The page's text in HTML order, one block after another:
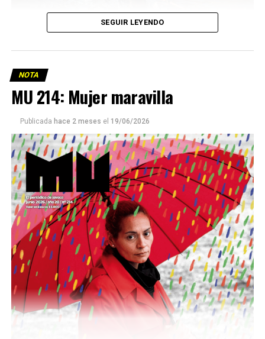
Este número 215 de MU ☝️viene con doble tapa, que
podría ser una frase:
Sin chamuyo, a remarla.
Descargar la Mu en PDF
SEGUIR LEYENDO
NOTA
MU 214: Mujer maravilla
Publicada hace 2 meses el 19/06/2026